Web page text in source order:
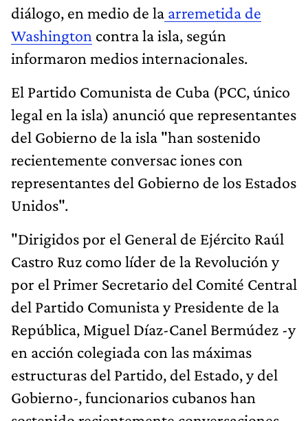
diálogo, en medio de la arremetida de
Washington contra la isla, según
informaron medios internacionales.
El Partido Comunista de Cuba (PCC, único
legal en la isla) anunció que representantes
del Gobierno de la isla "han sostenido
recientemente conversac iones con
representantes del Gobierno de los Estados
Unidos".
"Dirigidos por el General de Ejército Raúl
Castro Ruz como líder de la Revolución y
por el Primer Secretario del Comité Central
del Partido Comunista y Presidente de la
República, Miguel Díaz-Canel Bermúdez -y
en acción colegiada con las máximas
estructuras del Partido, del Estado, y del
Gobierno-, funcionarios cubanos han